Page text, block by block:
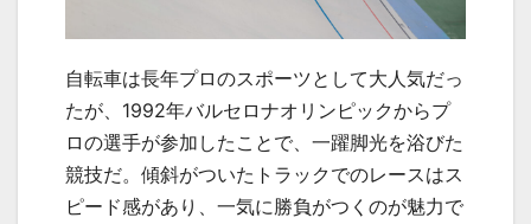
自転車は長年プロのスポーツとして大人気だっ
たが、1992年バルセロナオリンピックからプ
ロの選手が参加したことで、一躍脚光を浴びた
競技だ。傾斜がついたトラックでのレースはス
ピード感があり、一気に勝負がつくのが魅力で